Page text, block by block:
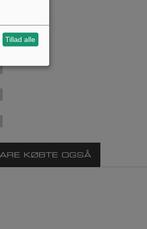
KØBTE OGSÅ
Tillad alle